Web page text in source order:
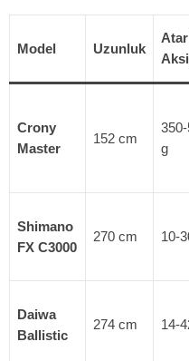
Model Uzunluk
Crony
Master
152 cm
g
Shimano
FX C3000
270 cm 10-
Daiwa
Ballistic
274 cm 14-